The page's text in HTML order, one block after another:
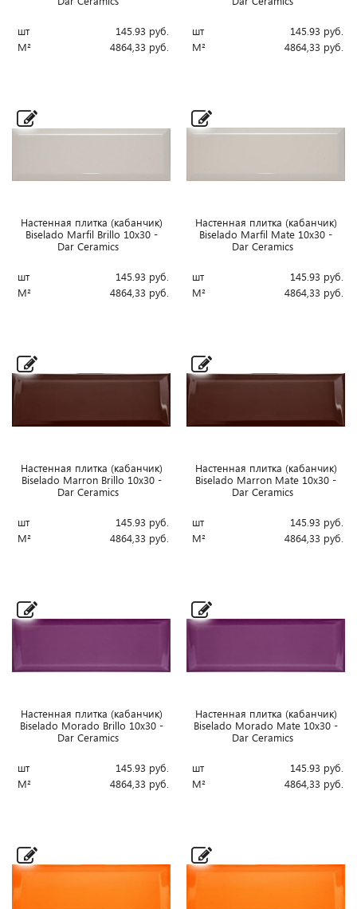
шт 145.93 руб.
М²
4864,33 руб.
шт 145.93 руб.
М²
4864,33 руб.
Настенная плитка (кабанчик)
Biselado Marfil Brillo 10x30 -
Dar Ceramics
шт 145.93 руб.
М²
4864,33 руб.
Настенная плитка (кабанчик)
Biselado Marfil Mate 10x30 -
Dar Ceramics
шт 145.93 руб.
М²
4864,33 руб.
Настенная плитка (кабанчик)
Biselado Marron Brillo 10x30 -
Dar Ceramics
шт 145.93 руб.
М²
4864,33 руб.
Настенная плитка (кабанчик)
Biselado Marron Mate 10x30 -
Dar Ceramics
шт 145.93 руб.
М²
4864,33 руб.
Настенная плитка (кабанчик)
Biselado Morado Brillo 10x30 -
Dar Ceramics
шт 145.93 руб.
М²
4864,33 руб.
Настенная плитка (кабанчик)
Biselado Morado Mate 10x30 -
Dar Ceramics
шт 145.93 руб.
М²
4864,33 руб.